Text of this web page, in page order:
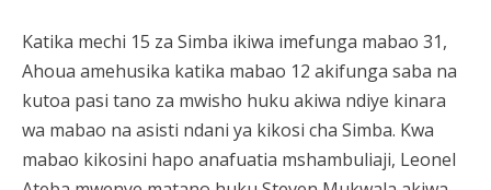
Katika mechi 15 za Simba ikiwa imefunga mabao 31,
Ahoua amehusika katika mabao 12 akifunga saba na
kutoa pasi tano za mwisho huku akiwa ndiye kinara
wa mabao na asisti ndani ya kikosi cha Simba. Kwa
mabao kikosini hapo anafuatia mshambuliaji, Leonel